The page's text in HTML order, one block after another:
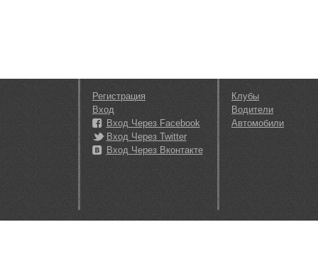
Регистрация
Вход
Вход Через Facebook
Вход Через Twitter
Вход Через Вконтакте
Клубы
Водители
Автомобили